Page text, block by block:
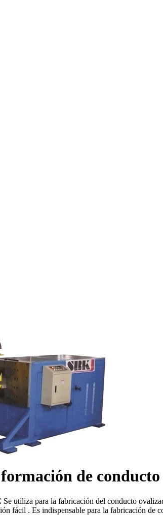
de
utiliza para la fabricación del conducto
fácil . Es indispensable para la fabricación